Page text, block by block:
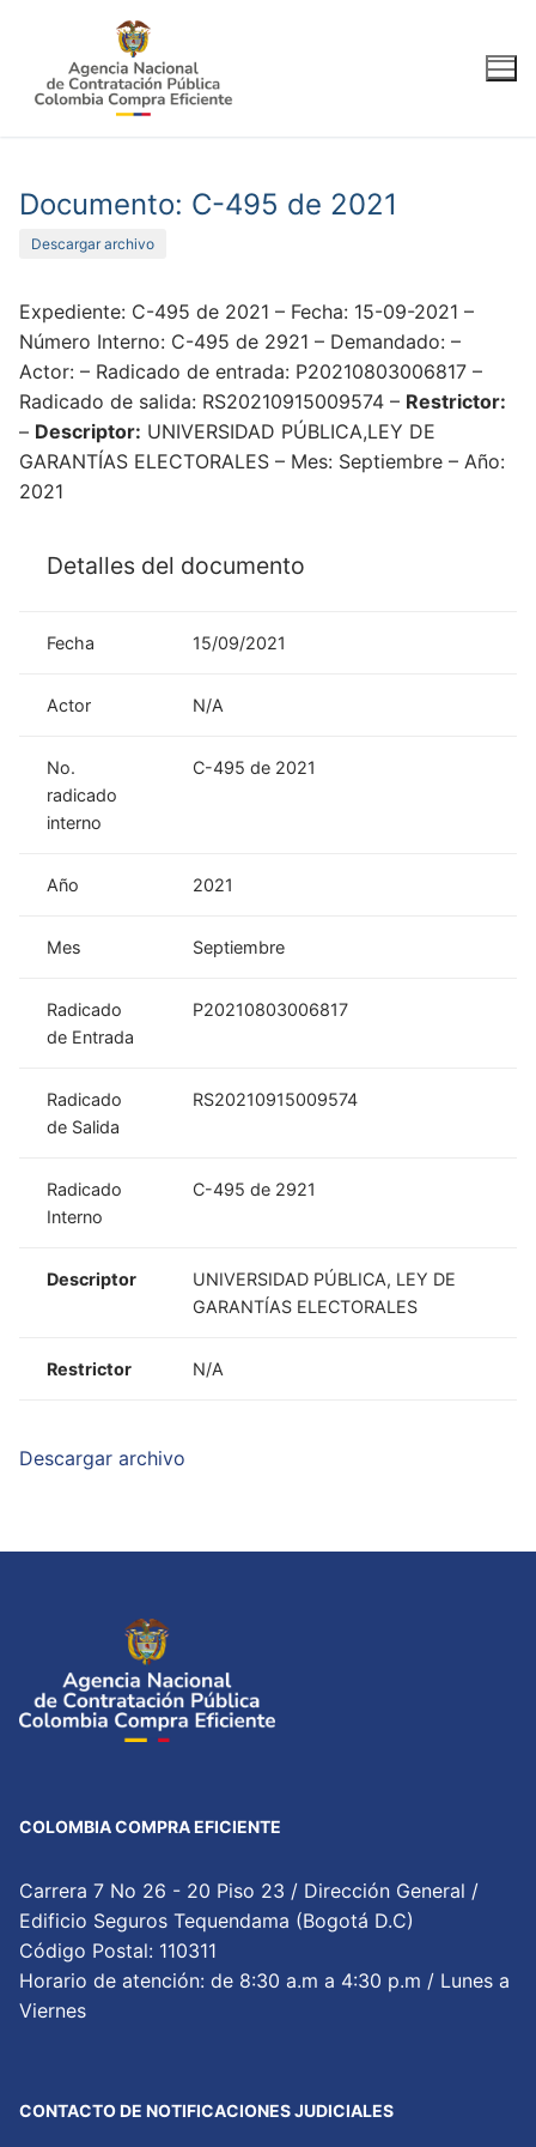
contenido
Documento: C-495 de 2021
Descargar archivo
Expediente: C-495 de 2021 – Fecha: 15-09-2021 –
Número Interno: C-495 de 2921 – Demandado: –
Actor: – Radicado de entrada: P20210803006817 –
Radicado de salida: RS20210915009574 – Restrictor:
– Descriptor: UNIVERSIDAD PÚBLICA,LEY DE
GARANTÍAS ELECTORALES – Mes: Septiembre – Año:
2021
Detalles del documento
Fecha 15/09/2021
Actor N/A
No.
radicado
interno
C-495 de 2021
Año 2021
Mes Septiembre
Radicado
de Entrada
P20210803006817
Radicado
de Salida
RS20210915009574
Radicado
Interno
C-495 de 2921
Descriptor
UNIVERSIDAD PÚBLICA, LEY DE
GARANTÍAS ELECTORALES
Restrictor N/A
Descargar archivo
COLOMBIA COMPRA EFICIENTE
Carrera 7 No 26 - 20 Piso 23 / Dirección General /
Edificio Seguros Tequendama (Bogotá D.C)
Código Postal: 110311
Horario de atención: de 8:30 a.m a 4:30 p.m / Lunes a
Viernes
CONTACTO DE NOTIFICACIONES JUDICIALES